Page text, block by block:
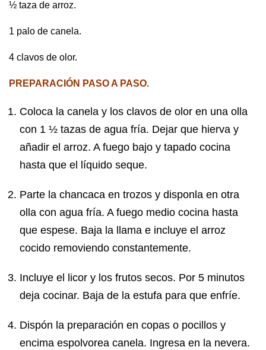
½ taza de arroz.
1 palo de canela.
4 clavos de olor.
PREPARACIÓN PASO A PASO.
Coloca la canela y los clavos de olor en una olla
con 1 ½ tazas de agua fría. Dejar que hierva y
añadir el arroz. A fuego bajo y tapado cocina
hasta que el líquido seque.
Parte la chancaca en trozos y disponla en otra
olla con agua fría. A fuego medio cocina hasta
que espese. Baja la llama e incluye el arroz
cocido removiendo constantemente.
Incluye el licor y los frutos secos. Por 5 minutos
deja cocinar. Baja de la estufa para que enfríe.
Dispón la preparación en copas o pocillos y
encima espolvorea canela. Ingresa en la nevera.